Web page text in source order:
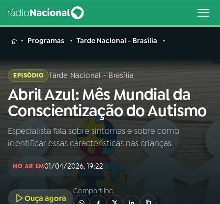
MENU
Buscar
na
Rádio
Nacional
Buscar
AO VIVO
INÍCIO
Programas Tarde Nacional - Brasília
EPISÓDIO Tarde Nacional - Brasília
Abril Azul: Mês Mundial da
Conscientização do Autismo
Especialista fala sobre sintomas e sobre como
identificar essas características nas crianças
NO AR EM01/04/2026, 19:22
Ouça agora
Compartilhe